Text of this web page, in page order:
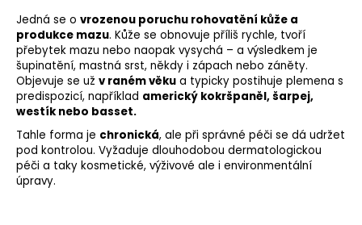
Jedná se o vrozenou poruchu rohovatění kůže a
produkce mazu. Kůže se obnovuje příliš rychle, tvoří
přebytek mazu nebo naopak vysychá – a výsledkem je
šupinatění, mastná srst, někdy i zápach nebo záněty.
Objevuje se už v raném věku a typicky postihuje plemena s
predispozicí, například americký kokršpaněl, šarpej,
westík nebo basset.
Tahle forma je chronická, ale při správné péči se dá udržet
pod kontrolou. Vyžaduje dlouhodobou dermatologickou
péči a taky kosmetické, výživové ale i environmentální
úpravy.